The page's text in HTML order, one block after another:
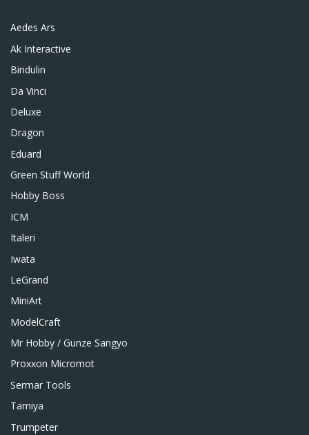
Aedes Ars
Ak Interactive
Bindulin
Da Vinci
Deluxe
Dragon
Eduard
Green Stuff World
Hobby Boss
ICM
Italeri
Iwata
LeGrand
MiniArt
ModelCraft
Mr Hobby / Gunze Sangyo
Proxxon Micromot
Sermar Tools
Tamiya
Trumpeter